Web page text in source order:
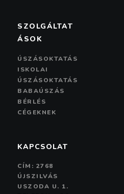
SZOLGÁLTAT
ÁSOK
ÚSZÁSOKTATÁS
ISKOLAI
ÚSZÁSOKTATÁS
BABAÚSZÁS
BÉRLÉS
CÉGEKNEK
KAPCSOLAT
CÍM: 2768
ÚJSZILVÁS
USZODA U. 1.